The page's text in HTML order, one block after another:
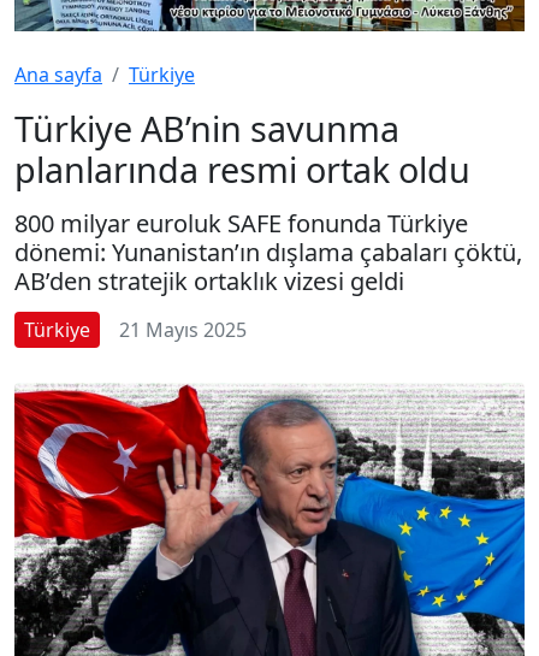
Ana sayfa Türkiye
Türkiye AB’nin savunma
planlarında resmi ortak oldu
800 milyar euroluk SAFE fonunda Türkiye
dönemi: Yunanistan’ın dışlama çabaları çöktü,
AB’den stratejik ortaklık vizesi geldi
Türkiye 21 Mayıs 2025